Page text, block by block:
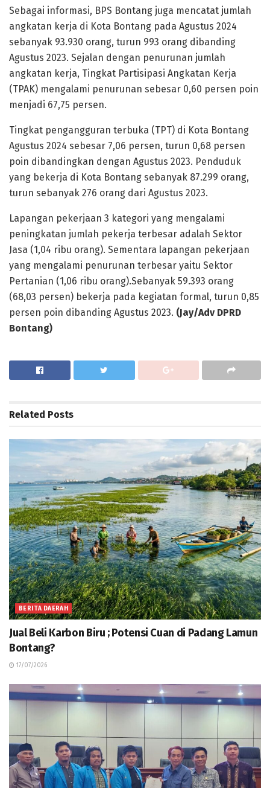
Sebagai informasi, BPS Bontang juga mencatat jumlah
angkatan kerja di Kota Bontang pada Agustus 2024
sebanyak 93.930 orang, turun 993 orang dibanding
Agustus 2023. Sejalan dengan penurunan jumlah
angkatan kerja, Tingkat Partisipasi Angkatan Kerja
(TPAK) mengalami penurunan sebesar 0,60 persen poin
menjadi 67,75 persen.
Tingkat pengangguran terbuka (TPT) di Kota Bontang
Agustus 2024 sebesar 7,06 persen, turun 0,68 persen
poin dibandingkan dengan Agustus 2023. Penduduk
yang bekerja di Kota Bontang sebanyak 87.299 orang,
turun sebanyak 276 orang dari Agustus 2023.
Lapangan pekerjaan 3 kategori yang mengalami
peningkatan jumlah pekerja terbesar adalah Sektor
Jasa (1,04 ribu orang). Sementara lapangan pekerjaan
yang mengalami penurunan terbesar yaitu Sektor
Pertanian (1,06 ribu orang).Sebanyak 59.393 orang
(68,03 persen) bekerja pada kegiatan formal, turun 0,85
persen poin dibanding Agustus 2023. (Jay/Adv DPRD
Bontang)
Related Posts
BERITA DAERAH
Jual Beli Karbon Biru ; Potensi Cuan di Padang Lamun
Bontang?
17/07/2026